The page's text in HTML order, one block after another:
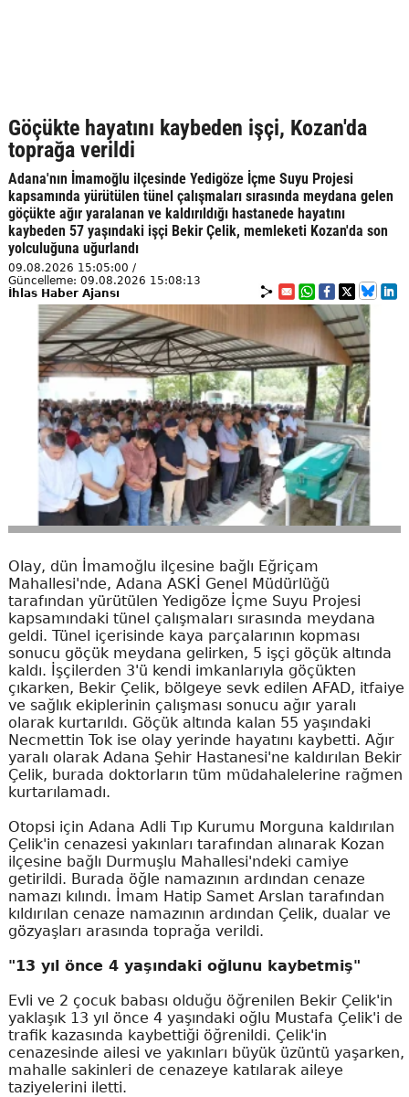
Göçükte hayatını kaybeden işçi, Kozan'da
toprağa verildi
Adana'nın İmamoğlu ilçesinde Yedigöze İçme Suyu Projesi
kapsamında yürütülen tünel çalışmaları sırasında meydana gelen
göçükte ağır yaralanan ve kaldırıldığı hastanede hayatını
kaybeden 57 yaşındaki işçi Bekir Çelik, memleketi Kozan'da son
yolculuğuna uğurlandı
09.08.2026 15:05:00 /
Güncelleme: 09.08.2026 15:08:13
İhlas Haber Ajansı
Olay, dün İmamoğlu ilçesine bağlı Eğriçam
Mahallesi'nde, Adana ASKİ Genel Müdürlüğü
tarafından yürütülen Yedigöze İçme Suyu Projesi
kapsamındaki tünel çalışmaları sırasında meydana
geldi. Tünel içerisinde kaya parçalarının kopması
sonucu göçük meydana gelirken, 5 işçi göçük altında
kaldı. İşçilerden 3'ü kendi imkanlarıyla göçükten
çıkarken, Bekir Çelik, bölgeye sevk edilen AFAD, itfaiye
ve sağlık ekiplerinin çalışması sonucu ağır yaralı
olarak kurtarıldı. Göçük altında kalan 55 yaşındaki
Necmettin Tok ise olay yerinde hayatını kaybetti. Ağır
yaralı olarak Adana Şehir Hastanesi'ne kaldırılan Bekir
Çelik, burada doktorların tüm müdahalelerine rağmen
kurtarılamadı.
Otopsi için Adana Adli Tıp Kurumu Morguna kaldırılan
Çelik'in cenazesi yakınları tarafından alınarak Kozan
ilçesine bağlı Durmuşlu Mahallesi'ndeki camiye
getirildi. Burada öğle namazının ardından cenaze
namazı kılındı. İmam Hatip Samet Arslan tarafından
kıldırılan cenaze namazının ardından Çelik, dualar ve
gözyaşları arasında toprağa verildi.
"13 yıl önce 4 yaşındaki oğlunu kaybetmiş"
Evli ve 2 çocuk babası olduğu öğrenilen Bekir Çelik'in
yaklaşık 13 yıl önce 4 yaşındaki oğlu Mustafa Çelik'i de
trafik kazasında kaybettiği öğrenildi. Çelik'in
cenazesinde ailesi ve yakınları büyük üzüntü yaşarken,
mahalle sakinleri de cenazeye katılarak aileye
taziyelerini iletti.